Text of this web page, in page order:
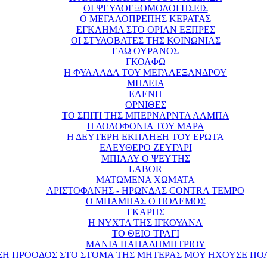
ΟΙ ΨΕΥΔΟΕΞΟΜΟΛΟΓΗΣΕΙΣ
Ο ΜΕΓΑΛΟΠΡΕΠΗΣ ΚΕΡΑΤΑΣ
ΕΓΚΛΗΜΑ ΣΤΟ ΟΡΙΑΝ ΕΞΠΡΕΣ
ΟΙ ΣΤΥΛΟΒΑΤΕΣ ΤΗΣ ΚΟΙΝΩΝΙΑΣ
ΕΔΩ ΟΥΡΑΝΟΣ
ΓΚΟΛΦΩ
Η ΦΥΛΛΑΔΑ ΤΟΥ ΜΕΓΑΛΕΞΑΝΔΡΟΥ
ΜΗΔΕΙΑ
ΕΛΕΝΗ
ΟΡΝΙΘΕΣ
ΤΟ ΣΠΙΤΙ ΤΗΣ ΜΠΕΡΝΑΡΝΤΑ ΑΛΜΠΑ
Η ΔΟΛΟΦΟΝΙΑ ΤΟΥ ΜΑΡΑ
Η ΔΕΥΤΕΡΗ ΕΚΠΛΗΞΗ ΤΟΥ ΕΡΩΤΑ
ΕΛΕΥΘΕΡΟ ΖΕΥΓΑΡΙ
ΜΠΙΛΛΥ Ο ΨΕΥΤΗΣ
LABOR
ΜΑΤΩΜΕΝΑ ΧΩΜΑΤΑ
ΑΡΙΣΤΟΦΑΝΗΣ - ΗΡΩΝΔΑΣ CONTRA TEMPO
Ο ΜΠΑΜΠΑΣ Ο ΠΟΛΕΜΟΣ
ΓΚΑΡΗΣ
Η ΝΥΧΤΑ ΤΗΣ ΙΓΚΟΥΑΝΑ
ΤΟ ΘΕΙΟ ΤΡΑΓΙ
ΜΑΝΙΑ ΠΑΠΑΔΗΜΗΤΡΙΟΥ
ΠΡΟΟΔΟΣ ΣΤΟ ΣΤΟΜΑ ΤΗΣ ΜΗΤΕΡΑΣ ΜΟΥ ΗΧΟΥΣΕ